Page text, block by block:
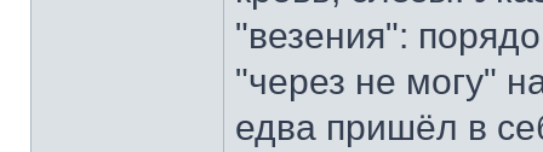
"везения":
"через не могу"
едва пришёл в